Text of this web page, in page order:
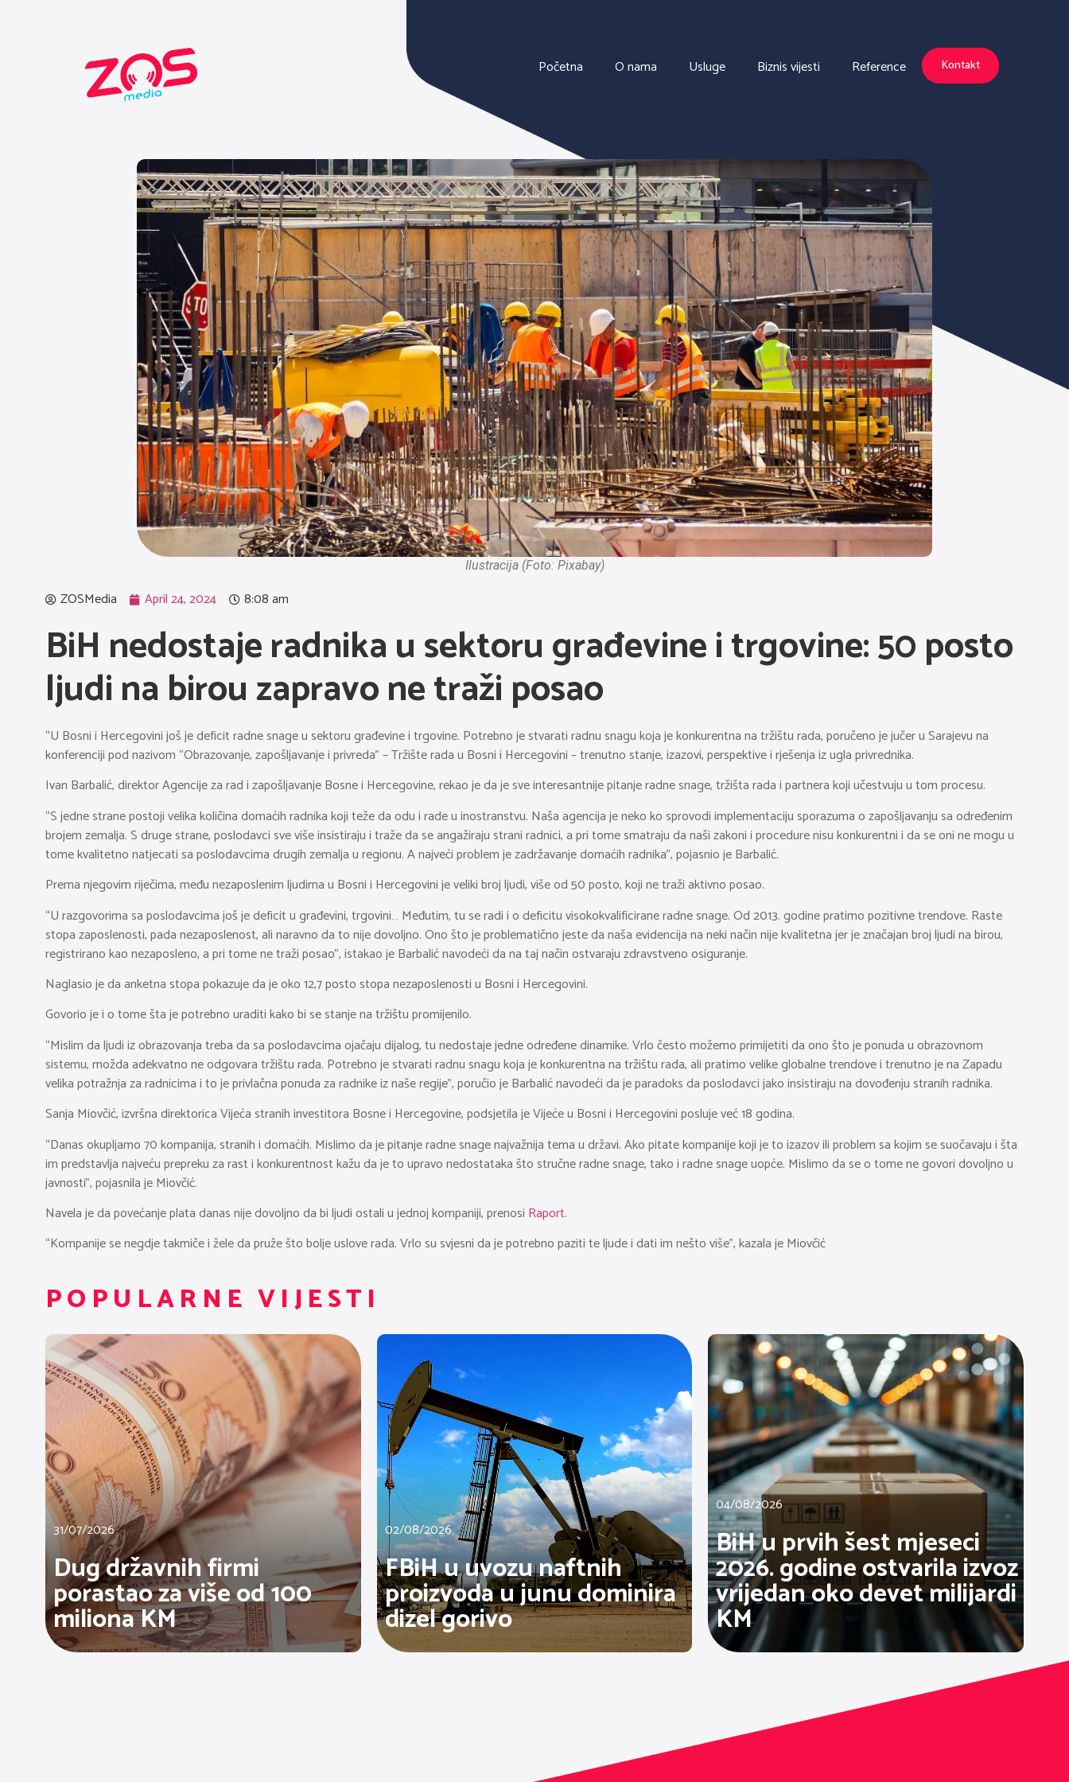
Početna O nama Usluge Biznis vijesti Reference Kontakt
Ilustracija (Foto: Pixabay)
ZOSMedia April 24, 2024 8:08 am
BiH nedostaje radnika u sektoru građevine i trgovine: 50 posto
ljudi na birou zapravo ne traži posao
“U Bosni i Hercegovini još je deficit radne snage u sektoru građevine i trgovine. Potrebno je stvarati radnu snagu koja je konkurentna na tržištu rada, poručeno je jučer u Sarajevu na
konferenciji pod nazivom “Obrazovanje, zapošljavanje i privreda” – Tržište rada u Bosni i Hercegovini – trenutno stanje, izazovi, perspektive i rješenja iz ugla privrednika.
Ivan Barbalić, direktor Agencije za rad i zapošljavanje Bosne i Hercegovine, rekao je da je sve interesantnije pitanje radne snage, tržišta rada i partnera koji učestvuju u tom procesu.
“S jedne strane postoji velika količina domaćih radnika koji teže da odu i rade u inostranstvu. Naša agencija je neko ko sprovodi implementaciju sporazuma o zapošljavanju sa određenim
brojem zemalja. S druge strane, poslodavci sve više insistiraju i traže da se angažiraju strani radnici, a pri tome smatraju da naši zakoni i procedure nisu konkurentni i da se oni ne mogu u
tome kvalitetno natjecati sa poslodavcima drugih zemalja u regionu. A najveći problem je zadržavanje domaćih radnika”, pojasnio je Barbalić.
Prema njegovim riječima, među nezaposlenim ljudima u Bosni i Hercegovini je veliki broj ljudi, više od 50 posto, koji ne traži aktivno posao.
“U razgovorima sa poslodavcima još je deficit u građevini, trgovini… Međutim, tu se radi i o deficitu visokokvalificirane radne snage. Od 2013. godine pratimo pozitivne trendove. Raste
stopa zaposlenosti, pada nezaposlenost, ali naravno da to nije dovoljno. Ono što je problematično jeste da naša evidencija na neki način nije kvalitetna jer je značajan broj ljudi na birou,
registrirano kao nezaposleno, a pri tome ne traži posao”, istakao je Barbalić navodeći da na taj način ostvaraju zdravstveno osiguranje.
Naglasio je da anketna stopa pokazuje da je oko 12,7 posto stopa nezaposlenosti u Bosni i Hercegovini.
Govorio je i o tome šta je potrebno uraditi kako bi se stanje na tržištu promijenilo.
“Mislim da ljudi iz obrazovanja treba da sa poslodavcima ojačaju dijalog, tu nedostaje jedne određene dinamike. Vrlo često možemo primijetiti da ono što je ponuda u obrazovnom
sistemu, možda adekvatno ne odgovara tržištu rada. Potrebno je stvarati radnu snagu koja je konkurentna na tržištu rada, ali pratimo velike globalne trendove i trenutno je na Zapadu
velika potražnja za radnicima i to je privlačna ponuda za radnike iz naše regije”, poručio je Barbalić navodeći da je paradoks da poslodavci jako insistiraju na dovođenju stranih radnika.
Sanja Miovčić, izvršna direktorica Vijeća stranih investitora Bosne i Hercegovine, podsjetila je Vijeće u Bosni i Hercegovini posluje već 18 godina.
“Danas okupljamo 70 kompanija, stranih i domaćih. Mislimo da je pitanje radne snage najvažnija tema u državi. Ako pitate kompanije koji je to izazov ili problem sa kojim se suočavaju i šta
im predstavlja najveću prepreku za rast i konkurentnost kažu da je to upravo nedostataka što stručne radne snage, tako i radne snage uopće. Mislimo da se o tome ne govori dovoljno u
javnosti”, pojasnila je Miovčić.
Navela je da povećanje plata danas nije dovoljno da bi ljudi ostali u jednoj kompaniji, prenosi Raport.
“Kompanije se negdje takmiče i žele da pruže što bolje uslove rada. Vrlo su svjesni da je potrebno paziti te ljude i dati im nešto više”, kazala je Miovčić
POPULARNE VIJESTI
31/07/2026
Dug državnih firmi
porastao za više od 100
miliona KM
02/08/2026
FBiH u uvozu naftnih
proizvoda u junu dominira
dizel gorivo
04/08/2026
BiH u prvih šest mjeseci
2026. godine ostvarila izvoz
vrijedan oko devet milijardi
KM